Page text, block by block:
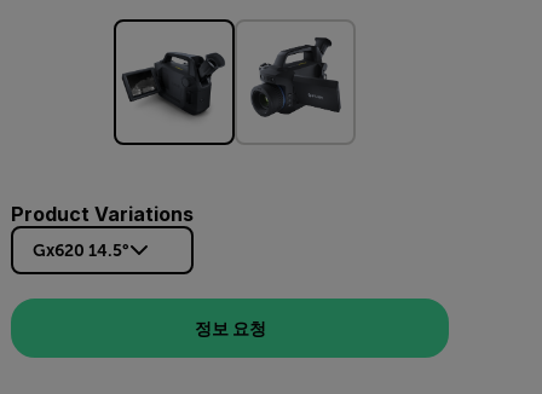
Product Variations
Gx620 14.5°
정보 요청